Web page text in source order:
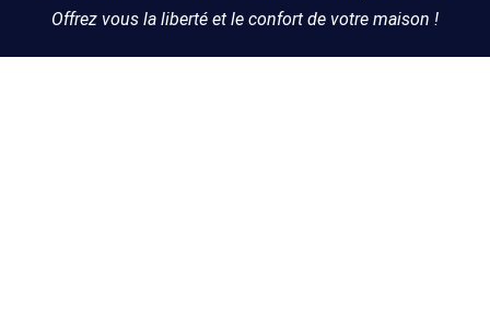
Offrez vous la liberté et le confort de votre maison !